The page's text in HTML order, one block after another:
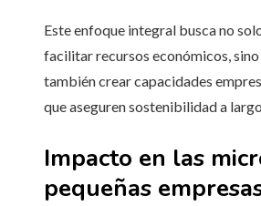
Este enfoque integral busca no
facilitar recursos económicos, sino
también crear capacidades
que aseguren sostenibilidad a
Impacto en las
pequeñas